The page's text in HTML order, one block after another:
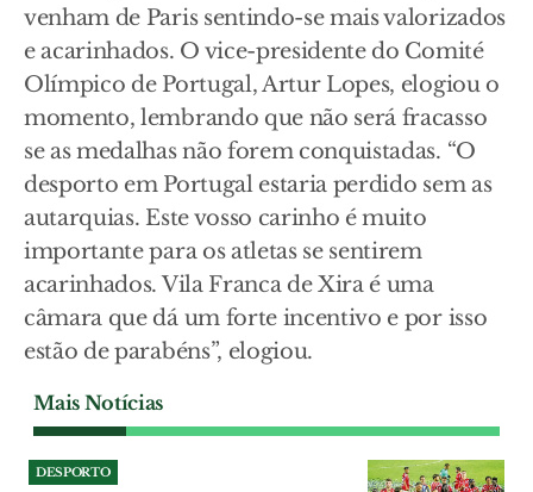
venham de Paris sentindo-se mais valorizados
e acarinhados. O vice-presidente do Comité
Olímpico de Portugal, Artur Lopes, elogiou o
momento, lembrando que não será fracasso
se as medalhas não forem conquistadas. “O
desporto em Portugal estaria perdido sem as
autarquias. Este vosso carinho é muito
importante para os atletas se sentirem
acarinhados. Vila Franca de Xira é uma
câmara que dá um forte incentivo e por isso
estão de parabéns”, elogiou.
Mais Notícias
DESPORTO